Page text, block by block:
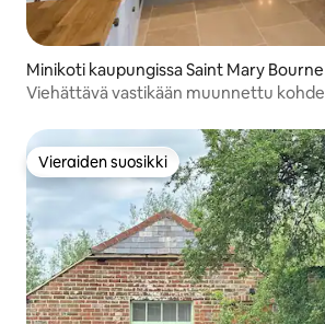
Minikoti kaupungissa Saint Mary Bourne
Viehättävä vastikään muunnettu kohde
Vieraiden suosikki
Vieraiden suosikki